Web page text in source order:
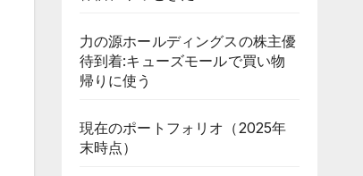
力の源ホールディングスの株主優
待到着:キューズモールで買い物
帰りに使う
現在のポートフォリオ（2025年
末時点）